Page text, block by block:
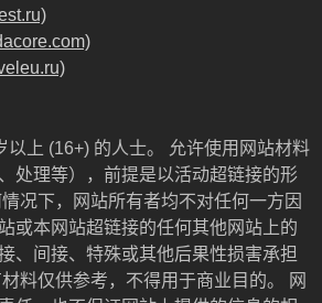
以上 (16+) 的人士。 允许使用网站材料
处理等），前提是以活动超链接的形
况下，网站所有者均不对任何一方因
或本网站超链接的任何其他网站上的
、间接、特殊或其他后果性损害承担
料仅供参考，不得用于商业目的。 网